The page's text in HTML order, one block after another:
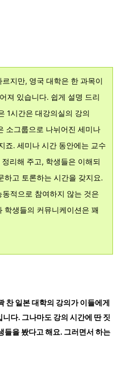
지만, 영국 대학은 한 과목이
져 있습니다. 쉽게 설명 드리
1시간은 대강의실의 강의
소그룹으로 나뉘어진 세미나
죠. 세미나 시간 동안에는 교수
리해 주고, 학생들은 이해되
하고 토론하는 시간을 갖지요.
적으로 참여하지 않는 것은
학생들의 커뮤니케이션은 꽤
찬 일본 대학의 강의가 이들에게
니다. 그나마도 강의 시간에 딴 짓
들을 봤다고 해요. 그러면서 하는